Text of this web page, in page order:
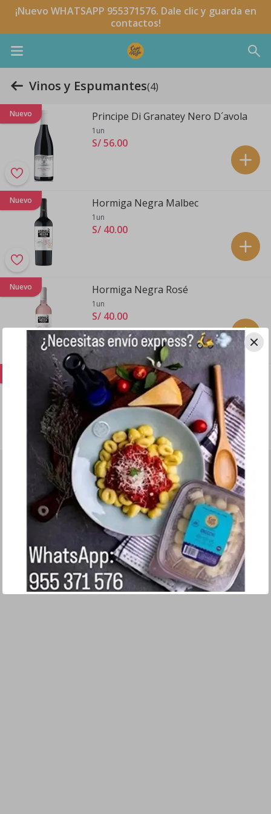
¡Nuevo WHATSAPP 955371576. Dale clic y guarda en
contactos!
Vinos y Espumantes(4)
Nuevo Principe Di Granatey Nero D´avola
1un
S/ 56.00
Nuevo Hormiga Negra Malbec
1un
S/ 40.00
Nuevo Hormiga Negra Rosé
1un
S/ 40.00
Hormiga Negra Torrontés
1un
S/ 40.00